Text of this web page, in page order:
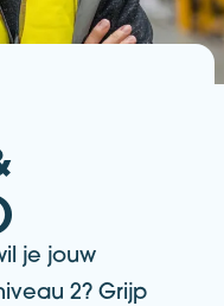
je jouw
2? Grijp